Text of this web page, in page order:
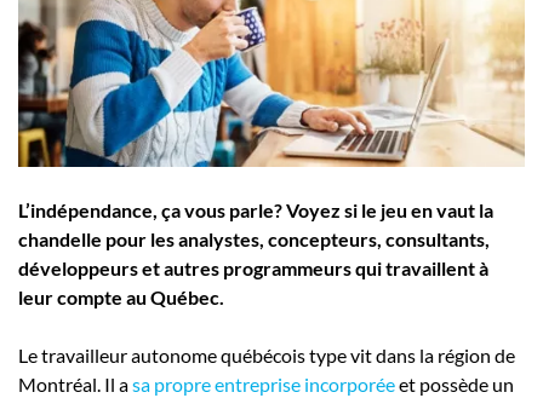
Employeurs
Publiez une offre d'emploi
L’indépendance, ça vous parle? Voyez si le jeu en vaut la
chandelle pour les analystes, concepteurs, consultants,
développeurs et autres programmeurs qui travaillent à
leur compte au Québec.
Le travailleur autonome québécois type vit dans la région de
Montréal. Il asa propre entreprise incorporéeet possède un